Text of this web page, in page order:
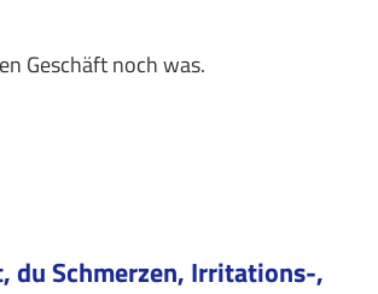
Geschäft noch was.
du Schmerzen, Irritations-,